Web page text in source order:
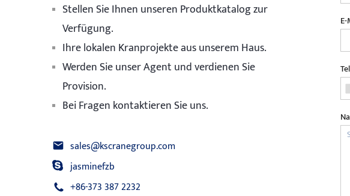
Stellen Sie Ihnen unseren Produktkatalog zur
Verfügung.
Ihre lokalen Kranprojekte aus unserem Haus.
Werden Sie unser Agent und verdienen Sie
Provision.
Bei Fragen kontaktieren Sie uns.
sales@kscranegroup.com
jasminefzb
+86-373 387 2232